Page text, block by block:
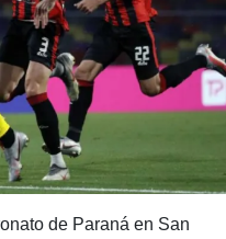
de Paraná en San